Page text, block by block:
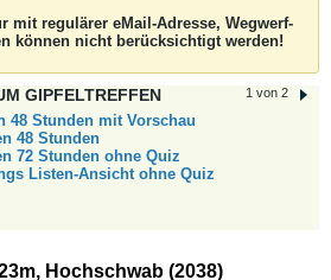
mit regulärer eMail-Adresse, Wegwerf-
können nicht berücksichtigt werden!
1 von 2
GIPFELTREFFEN
48 Stunden mit Vorschau
48 Stunden
72 Stunden ohne Quiz
Listen-Ansicht ohne Quiz
Hochschwab (2038)